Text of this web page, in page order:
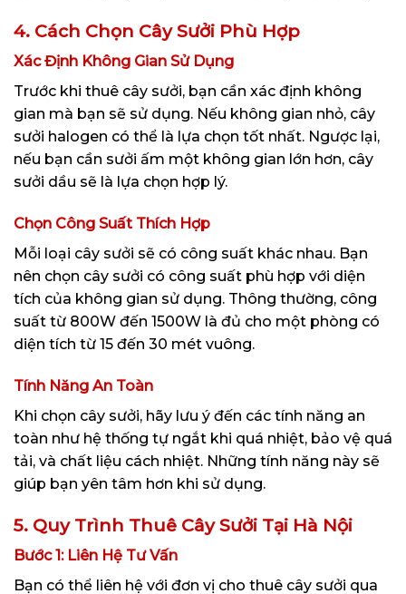
4. Cách Chọn Cây Sưởi Phù Hợp
Xác Định Không Gian Sử Dụng
Trước khi thuê cây sưởi, bạn cần xác định không
gian mà bạn sẽ sử dụng. Nếu không gian nhỏ, cây
sưởi halogen có thể là lựa chọn tốt nhất. Ngược lại,
nếu bạn cần sưởi ấm một không gian lớn hơn, cây
sưởi dầu sẽ là lựa chọn hợp lý.
Chọn Công Suất Thích Hợp
Mỗi loại cây sưởi sẽ có công suất khác nhau. Bạn
nên chọn cây sưởi có công suất phù hợp với diện
tích của không gian sử dụng. Thông thường, công
suất từ 800W đến 1500W là đủ cho một phòng có
diện tích từ 15 đến 30 mét vuông.
Tính Năng An Toàn
Khi chọn cây sưởi, hãy lưu ý đến các tính năng an
toàn như hệ thống tự ngắt khi quá nhiệt, bảo vệ quá
tải, và chất liệu cách nhiệt. Những tính năng này sẽ
giúp bạn yên tâm hơn khi sử dụng.
5. Quy Trình Thuê Cây Sưởi Tại Hà Nội
Bước 1: Liên Hệ Tư Vấn
Bạn có thể liên hệ với đơn vị cho thuê cây sưởi qua